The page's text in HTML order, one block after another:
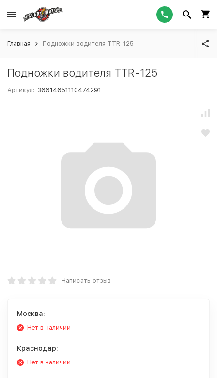
Главная Подножки водителя TTR-125
Подножки водителя TTR-125
Артикул: 36614651110474291
Написать отзыв
Москва:
Нет в наличии
Краснодар:
Нет в наличии